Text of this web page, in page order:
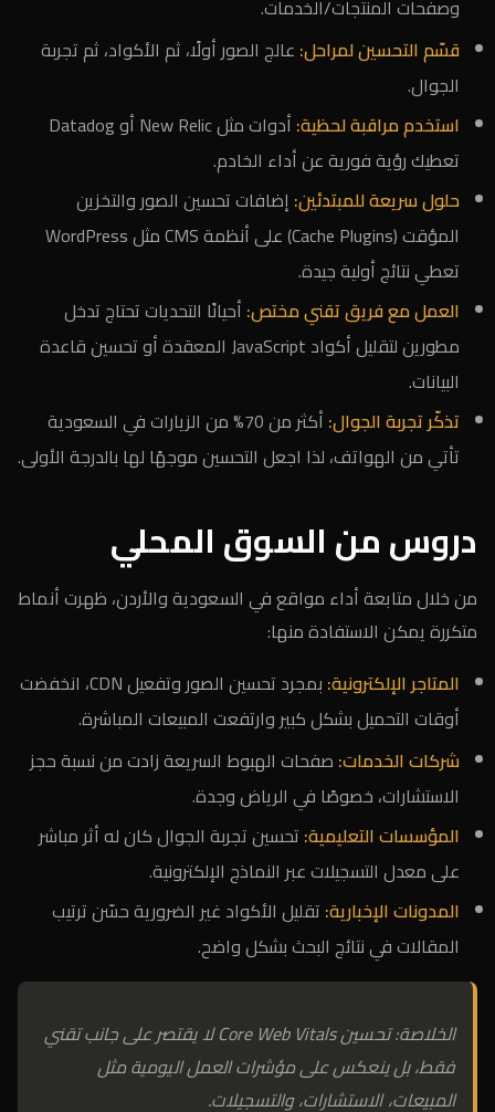
وصفحات المنتجات/الخدمات.
قسّم التحسين لمراحل: عالج الصور أولًا، ثم الأكواد، ثم تجربة
الجوال.
استخدم مراقبة لحظية:
أدوات مثل New Relic أو Datadog
تعطيك رؤية فورية عن أداء الخادم.
حلول سريعة للمبتدئين: إضافات تحسين الصور والتخزين
المؤقت (Cache Plugins) على أنظمة CMS مثل WordPress
تعطي نتائج أولية جيدة.
العمل مع فريق تقني مختص: أحيانًا التحديات تحتاج تدخل
مطورين لتقليل أكواد JavaScript المعقدة أو تحسين قاعدة
البيانات.
تذكّر تجربة الجوال:
أكثر من 70% من الزيارات في السعودية
تأتي من الهواتف، لذا اجعل التحسين موجهًا لها بالدرجة الأولى.
دروس من السوق المحلي
من خلال متابعة أداء مواقع في السعودية والأردن، ظهرت أنماط
متكررة يمكن الاستفادة منها:
المتاجر الإلكترونية:
بمجرد تحسين الصور وتفعيل CDN، انخفضت
أوقات التحميل بشكل كبير وارتفعت المبيعات المباشرة.
شركات الخدمات: صفحات الهبوط السريعة زادت من نسبة حجز
الاستشارات، خصوصًا في الرياض وجدة.
المؤسسات التعليمية: تحسين تجربة الجوال كان له أثر مباشر
على معدل التسجيلات عبر النماذج الإلكترونية.
المدونات الإخبارية: تقليل الأكواد غير الضرورية حسّن ترتيب
المقالات في نتائج البحث بشكل واضح.
الخلاصة: تحسين Core Web Vitals لا يقتصر على جانب تقني
فقط، بل ينعكس على مؤشرات العمل اليومية مثل
المبيعات، الاستشارات، والتسجيلات.